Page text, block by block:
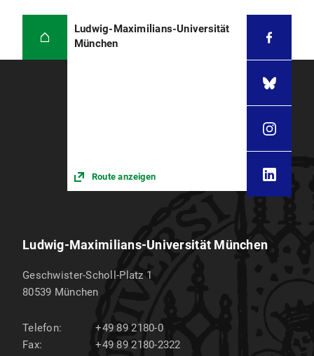
Ludwig-Maximilians-Universität
München
Route anzeigen
Ludwig-Maximilians-Universität München
Geschwister-Scholl-Platz 1
80539 München
Telefon:
+49 89 2180-0
Fax:
+49 89 2180-2322